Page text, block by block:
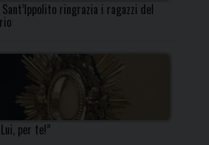
ringrazia i ragazzi del
per te!”